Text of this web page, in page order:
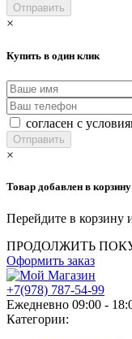
×
Купить в один клик
согласен с
×
Товар добавлен в корзину
Перейдите в корзину
ПРОДОЛЖИТЬ
Оформить заказ
+7(978) 787-54-99
Ежедневно 09:00 -
Категории: